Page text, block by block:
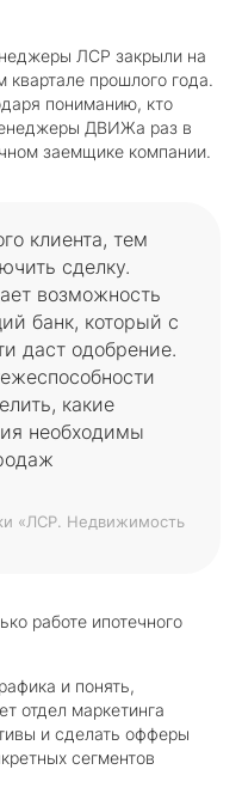
ЛСР закрыли на
прошлого года.
пониманию, кто
ДВИЖа раз в
заемщике компании.
клиента, тем
сделку.
возможность
банк, который с
даст одобрение.
какие
необходимы
«ЛСР. Недвижимость
работе ипотечного
и понять,
отдел маркетинга
и сделать офферы
сегментов